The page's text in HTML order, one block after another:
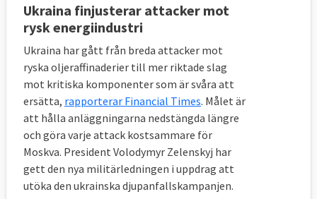
Ukraina finjusterar attacker mot
rysk energiindustri
Ukraina har gått från breda attacker mot
ryska oljeraffinaderier till mer riktade slag
mot kritiska komponenter som är svåra att
ersätta, rapporterar Financial Times. Målet är
att hålla anläggningarna nedstängda längre
och göra varje attack kostsammare för
Moskva. President Volodymyr Zelenskyj har
gett den nya militärledningen i uppdrag att
utöka den ukrainska djupanfallskampanjen.